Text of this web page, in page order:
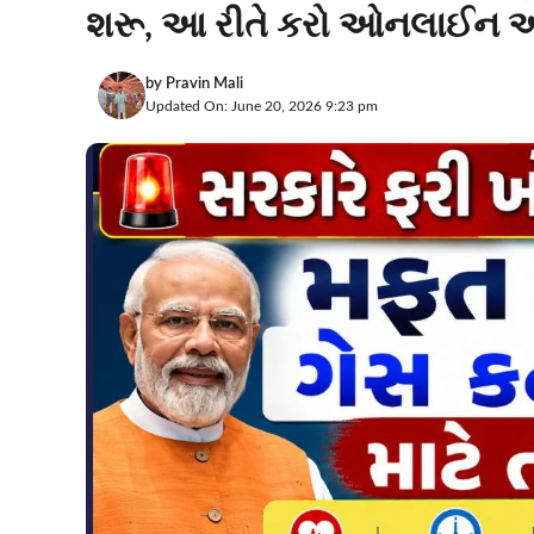
શરૂ, આ રીતે કરો ઓનલાઈન
by Pravin Mali
Updated On: June 20, 2026 9:23 pm